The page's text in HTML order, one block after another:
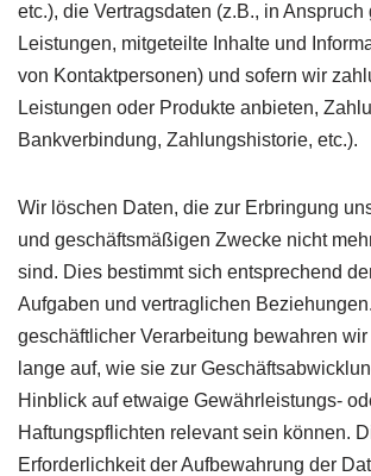
etc.), die Vertragsdaten (z.B., in Anspruch
Leistungen, mitgeteilte Inhalte und
von Kontaktpersonen) und sofern wir
Leistungen oder Produkte anbieten,
Bankverbindung, Zahlungshistorie, etc.).
Wir löschen Daten, die zur Erbringung
und geschäftsmäßigen Zwecke nicht
sind. Dies bestimmt sich entsprechend
Aufgaben und vertraglichen Beziehungen.
geschäftlicher Verarbeitung bewahren
lange auf, wie sie zur
Hinblick auf etwaige Gewährleistungs-
Haftungspflichten relevant sein können.
Erforderlichkeit der Aufbewahrung der